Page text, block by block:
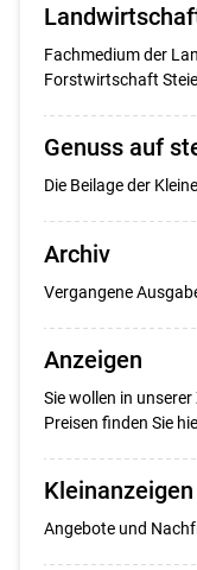
Fachmedium der
Forstwirtschaft
Genuss auf
Die Beilage der
Archiv
Vergangene
Anzeigen
Sie wollen in
Preisen finden Sie
Angebote und